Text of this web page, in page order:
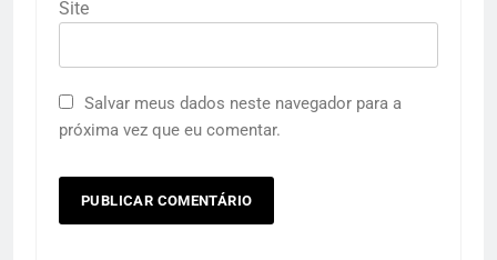
Site
Salvar meus dados neste navegador para a
próxima vez que eu comentar.